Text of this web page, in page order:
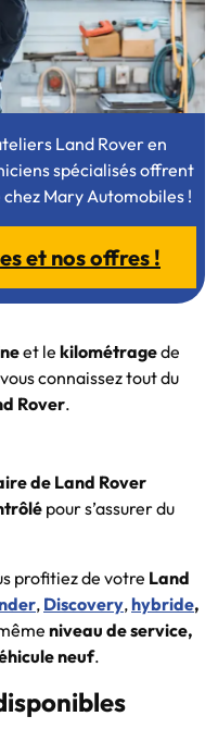
Land Rover en
spécialisés offrent
Mary Automobiles !
et nos offres !
et le kilométragede
connaissez tout du
Rover.
de Land Rover
pour s’assurer du
profitiez de votre Land
, Discovery,hybride,
niveau de service,
neuf.